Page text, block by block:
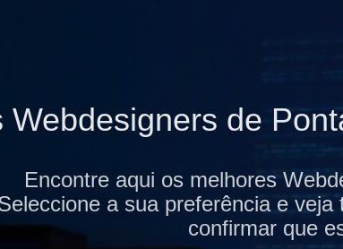
Webdesigners de
Encontre aqui os melhores
a sua preferência e
confirmar que